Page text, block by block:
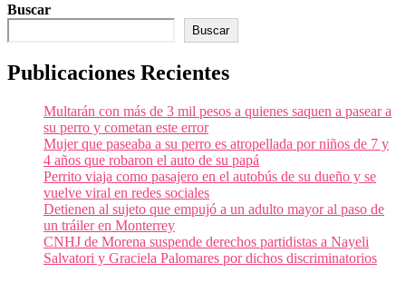
Buscar
Buscar
Publicaciones Recientes
Multarán con más de 3 mil pesos a quienes saquen a pasear a
su perro y cometan este error
Mujer que paseaba a su perro es atropellada por niños de 7 y
4 años que robaron el auto de su papá
Perrito viaja como pasajero en el autobús de su dueño y se
vuelve viral en redes sociales
Detienen al sujeto que empujó a un adulto mayor al paso de
un tráiler en Monterrey
CNHJ de Morena suspende derechos partidistas a Nayeli
Salvatori y Graciela Palomares por dichos discriminatorios